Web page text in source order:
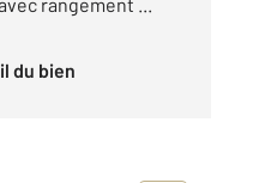
du bien